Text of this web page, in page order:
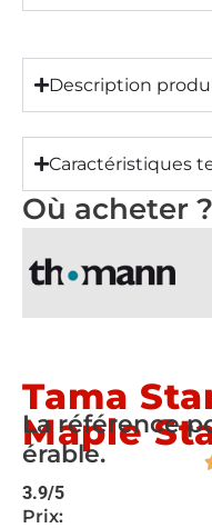
Description
Caractéristiques
Où acheter ?
Tama
Maple
La référence
érable.
3.9/5
Prix: